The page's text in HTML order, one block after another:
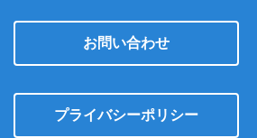
お問い合わせ
プライバシーポリシー